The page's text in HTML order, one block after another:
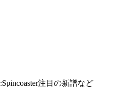
注目の新譜など